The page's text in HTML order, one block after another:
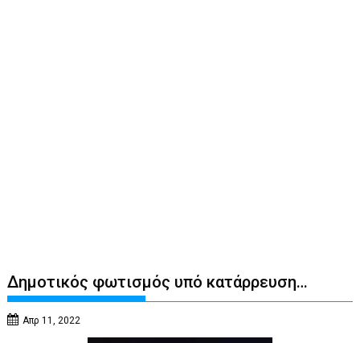
Δημοτικός φωτισμός υπό κατάρρευση…
Απρ 11, 2022